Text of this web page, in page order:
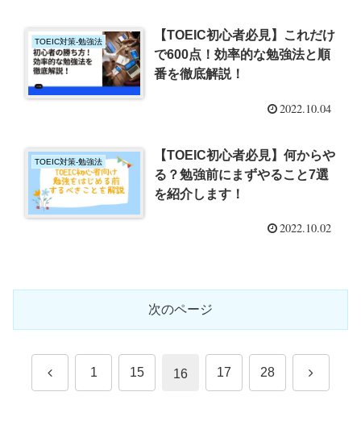
TOEIC対策-勉強法
【TOEIC初心者必見】これだけ
で600点！効率的な勉強法と順
番を徹底解説！
2022.10.04
TOEIC対策-勉強法
【TOEIC初心者必見】何からや
る？勉強前にまずやること7選
を紹介します！
2022.10.02
次のページ
前 1 15 16 17 28 次